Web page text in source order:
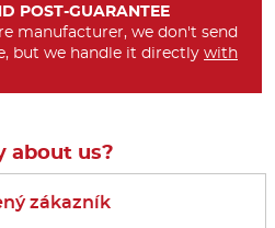
POST-GUARANTEE
manufacturer, we don't send
but we handle it directly with
about us?
zákazník